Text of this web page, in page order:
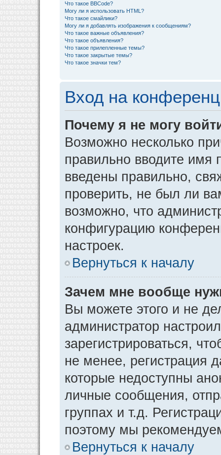
Что такое BBCode?
Могу ли я использовать HTML?
Что такое смайлики?
Могу ли я добавлять изображения к сообщениям?
Что такое важные объявления?
Что такое объявления?
Что такое прилепленные темы?
Что такое закрытые темы?
Что такое значки тем?
Вход на
Почему я не могу
Возможно несколько
правильно вводите имя
введены правильно,
проверить, не был ли
возможно, что
конфигурацию
настроек.
Вернуться к началу
Зачем мне вообще
Вы можете этого и не
администратор
зарегистрироваться,
не менее, регистрация
которые недоступны
личные сообщения,
группах и т.д.
поэтому мы
Вернуться к началу